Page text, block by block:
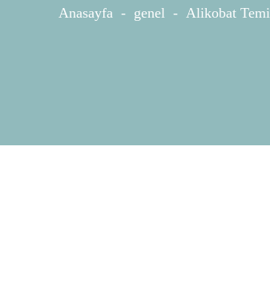
Anasayfa - genel - Alikobat